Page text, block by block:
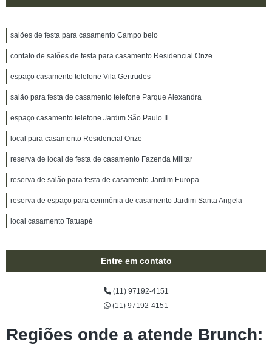
salões de festa para casamento Campo belo
contato de salões de festa para casamento Residencial Onze
espaço casamento telefone Vila Gertrudes
salão para festa de casamento telefone Parque Alexandra
espaço casamento telefone Jardim São Paulo II
local para casamento Residencial Onze
reserva de local de festa de casamento Fazenda Militar
reserva de salão para festa de casamento Jardim Europa
reserva de espaço para cerimônia de casamento Jardim Santa Angela
local casamento Tatuapé
Entre em contato
(11) 97192-4151
(11) 97192-4151
Regiões onde a atende Brunch: